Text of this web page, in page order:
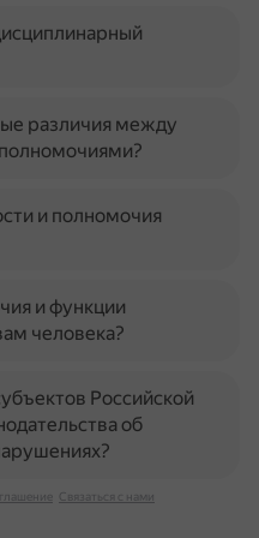
различия между
и полномочия
и функции
человека?
Российской
об
Связаться с нами